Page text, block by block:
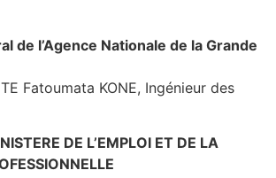
de l’Agence Nationale de la Grande
Fatoumata KONE, Ingénieur des
DE L’EMPLOI ET DE LA